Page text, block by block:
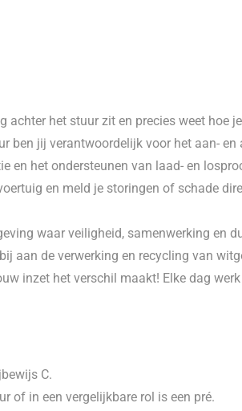
achter het stuur zit en precies weet hoe
ben jij verantwoordelijk voor het aan-
en het ondersteunen van laad- en
en meld je storingen of schade
waar veiligheid, samenwerking en
aan de verwerking en recycling van
inzet het verschil maakt! Elke dag
C.
of in een vergelijkbare rol is een pré.